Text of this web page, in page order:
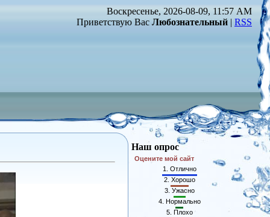
Воскресенье, 2026-08-09, 11:57 AM
Приветствую Вас Любознательный | RSS
Наш опрос
Оцените мой сайт
1. Отлично
2. Хорошо
3. Ужасно
4. Нормально
5. Плохо